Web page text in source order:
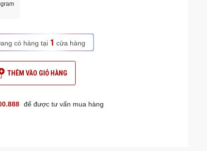
có hàng tại 1 cửa hàng
THÊM VÀO GIỎ HÀNG
để được tư vấn mua hàng